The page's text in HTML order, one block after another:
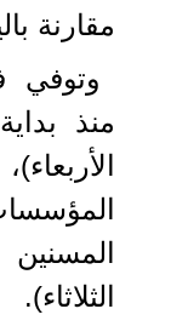
مقارنة
الثلاثاء).